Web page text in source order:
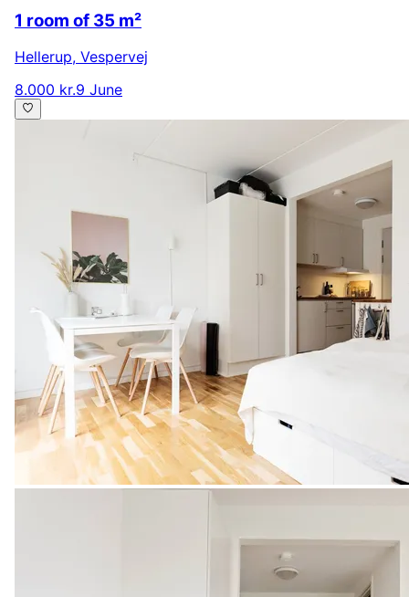
1 room of 35 m²
Hellerup, Vespervej
8.000 kr.9 June